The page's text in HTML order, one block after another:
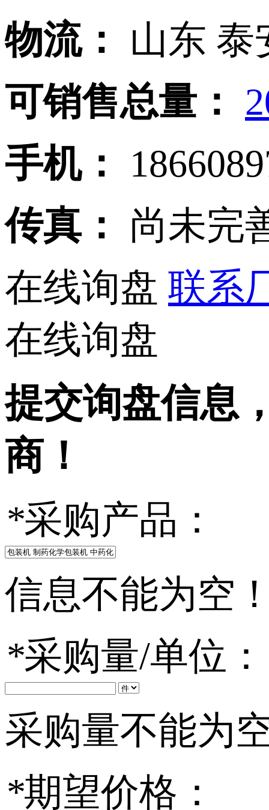
物流：
山东 泰
可销售总量：
手机：
传真：
尚未完
在线询盘 联系
在线询盘
提交询盘信息
商！
*采购产品：
信息不能为空
*采购量/单位：
采购量不能为
*期望价格：